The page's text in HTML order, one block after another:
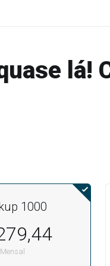
lá!
1000
Mensal